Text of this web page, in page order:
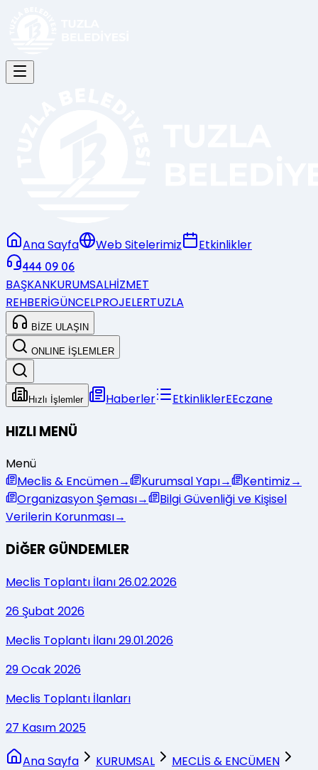
Ana Sayfa Web Sitelerimiz Etkinlikler
444 09 06
BAŞKANKURUMSALHİZMET
REHBERİGÜNCELPROJELERTUZLA
BİZE ULAŞIN
ONLINE İŞLEMLER
Hızlı İşlemler Haberler EtkinliklerEEczane
HIZLI MENÜ
Menü
Meclis & Encümen→ Kurumsal Yapı→ Kentimiz→
Organizasyon Şeması→
Bilgi Güvenliği ve Kişisel
Verilerin Korunması→
DİĞER GÜNDEMLER
Meclis Toplantı İlanı 26.02.2026
26 Şubat 2026
Meclis Toplantı İlanı 29.01.2026
29 Ocak 2026
Meclis Toplantı İlanları
27 Kasım 2025
Ana Sayfa KURUMSAL
MECLİS & ENCÜMEN